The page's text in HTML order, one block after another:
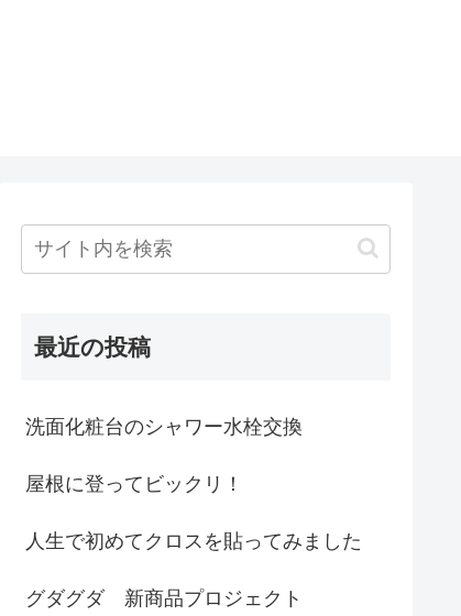
最近の投稿
洗面化粧台のシャワー水栓交換
屋根に登ってビックリ！
人生で初めてクロスを貼ってみました
グダグダ 新商品プロジェクト